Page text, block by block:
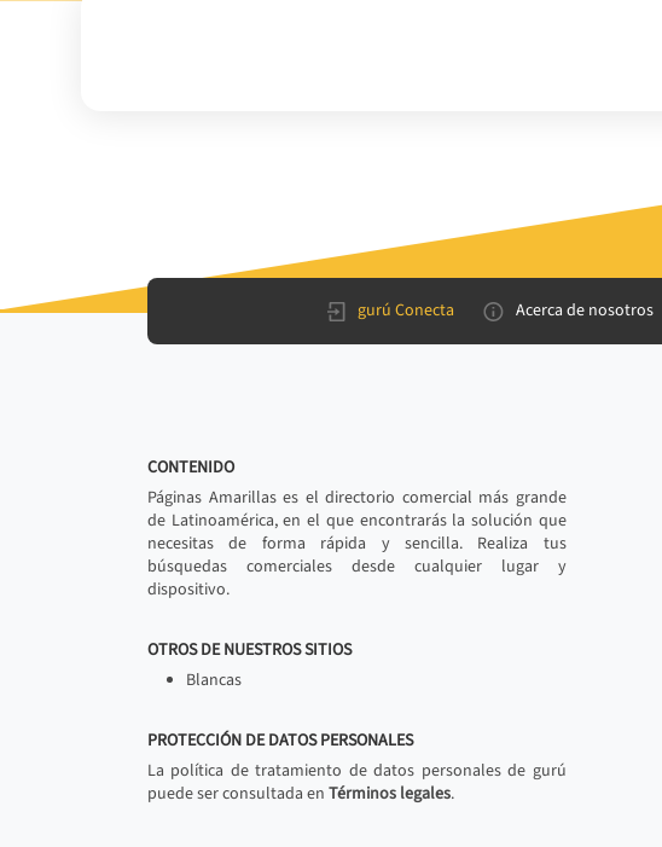
gurú Conecta Acerca de nosotros
CONTENIDO
Páginas Amarillas es el directorio comercial más grande
de Latinoamérica, en el que encontrarás la solución que
necesitas de forma rápida y sencilla. Realiza tus
búsquedas comerciales desde cualquier lugar y
dispositivo.
OTROS DE NUESTROS SITIOS
Blancas
PROTECCIÓN DE DATOS PERSONALES
La política de tratamiento de datos personales de gurú
puede ser consultada en Términos legales.